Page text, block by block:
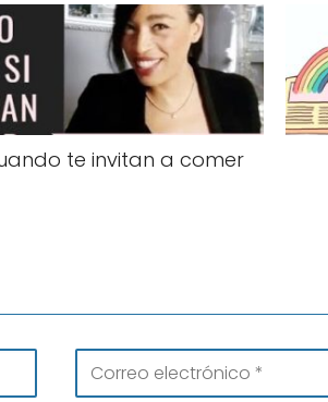
te invitan a comer